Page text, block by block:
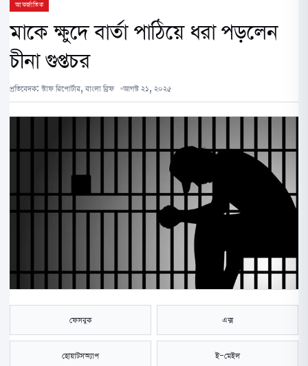
আন্তর্জাতিক
মাকে ক্ষুদে বার্তা পাঠিয়ে ধরা পড়লেন
চীনা গুপ্তচর
প্রতিবেদক: স্টাফ রিপোর্টার, বাংলা ব্রিফ আগস্ট ২১, ২০২৫
ফেসবুক এক্স
হোয়াটসঅ্যাপ ই-মেইল